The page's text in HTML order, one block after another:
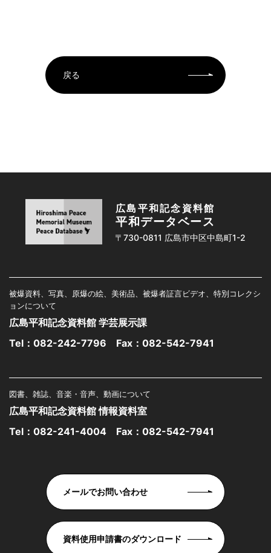
戻る
広島平和記念資料館
平和データベース
〒730-0811 広島市中区中島町1-2
被爆資料、写真、原爆の絵、美術品、被爆者証言ビデオ、特別コレクシ
ョンについて
広島平和記念資料館 学芸展示課
Tel： 082-242-7796 Fax：082-542-7941
図書、雑誌、音楽・音声、動画について
広島平和記念資料館 情報資料室
Tel： 082-241-4004 Fax：082-542-7941
メールでお問い合わせ
資料使用申請書のダウンロード